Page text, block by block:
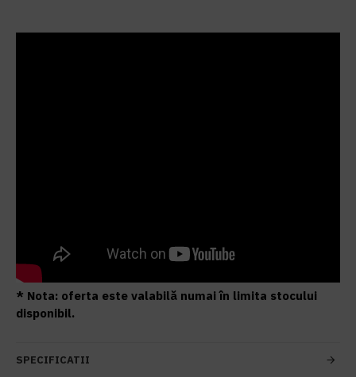
* Nota: oferta este valabilă numai în limita stocului
disponibil.
SPECIFICATII